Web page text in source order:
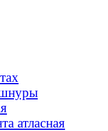
атласная